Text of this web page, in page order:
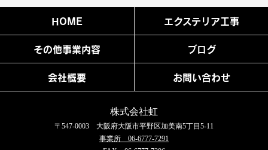
HOME エクステリア工事
その他事業内容 ブログ
会社概要 お問い合わせ
株式会社虹
〒547-0003 大阪府大阪市平野区加美南5丁目5-11
事業所 06-6777-7291